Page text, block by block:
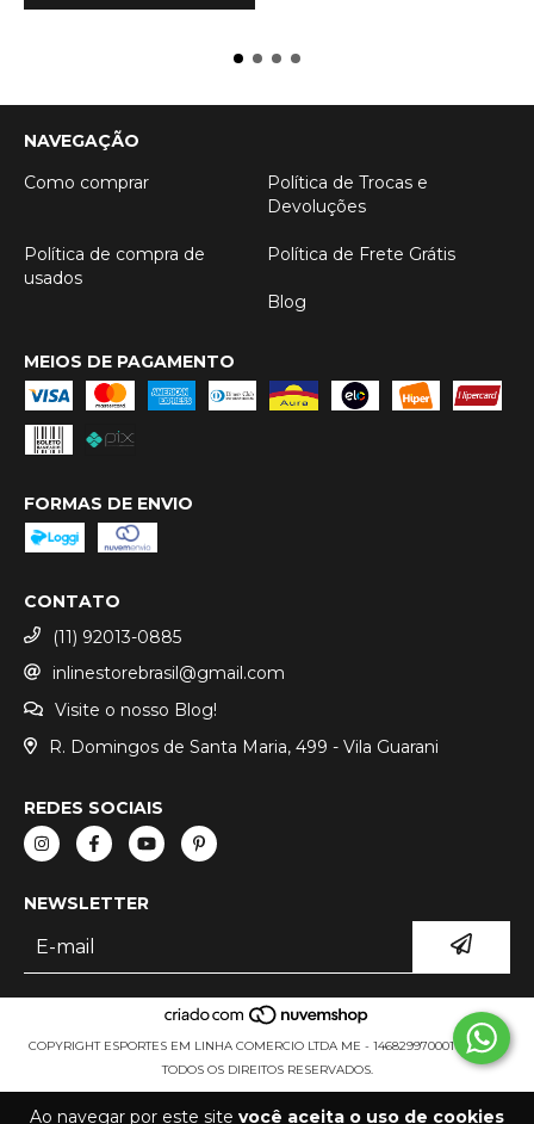
Ao navegar por este site você aceita o uso de cookies
NAVEGAÇÃO
Como comprar
Política de Trocas e
Devoluções
Política de compra de
usados
Política de Frete Grátis
Blog
MEIOS DE PAGAMENTO
FORMAS DE ENVIO
CONTATO
(11) 92013-0885
inlinestorebrasil@gmail.com
Visite o nosso Blog!
R. Domingos de Santa Maria, 499 - Vila Guarani
REDES SOCIAIS
NEWSLETTER
COPYRIGHT ESPORTES EM LINHA COMERCIO LTDA ME - 14682997000111 - 2026.
TODOS OS DIREITOS RESERVADOS.